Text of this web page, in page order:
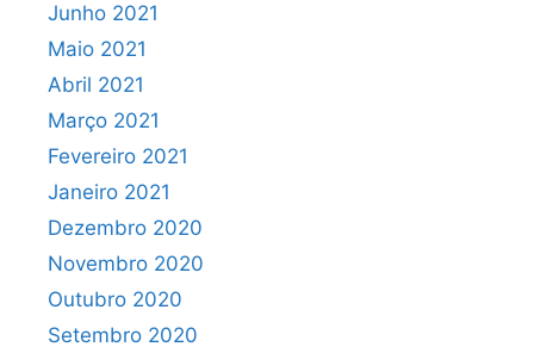
Junho 2021
Maio 2021
Abril 2021
Março 2021
Fevereiro 2021
Janeiro 2021
Dezembro 2020
Novembro 2020
Outubro 2020
Setembro 2020